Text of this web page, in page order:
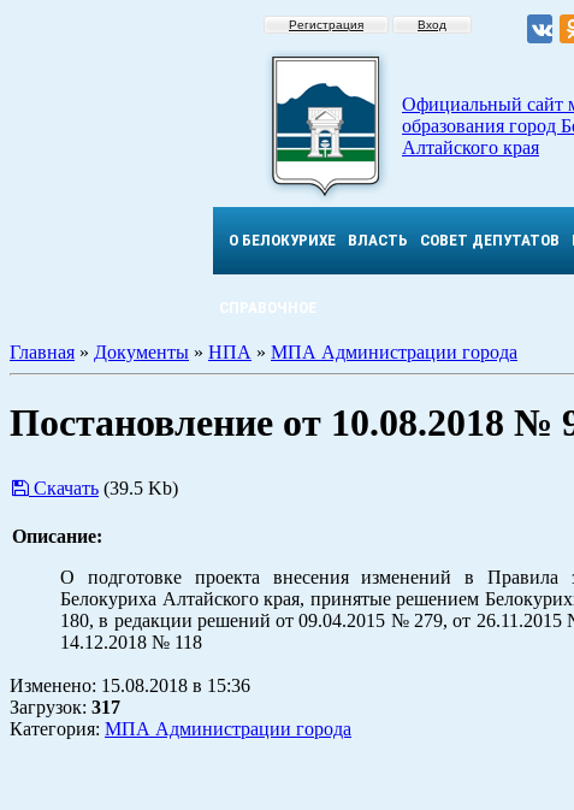
Регистрация Вход
Официальный сайт
образования город
Алтайского края
О БЕЛОКУРИХЕ ВЛАСТЬ СОВЕТ ДЕПУТАТОВ
СПРАВОЧНОЕ
Главная » Документы » НПА » МПА Администрации города
Постановление от 10.08.2018 №
Скачать (39.5 Kb)
Описание:
О подготовке проекта внесения изменений в Правила
Белокуриха Алтайского края, принятые решением
180, в редакции решений от 09.04.2015 № 279, от
14.12.2018 № 118
Изменено: 15.08.2018 в 15:36
Загрузок: 317
Категория: МПА Администрации города